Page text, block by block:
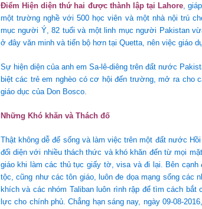
Điểm Hiện diện thứ hai được thành lập tại Lahore ,
một trường nghề với 500 học viên và một nhà nội trú
mục người Ý, 82 tuổi và một linh mục người Pakistan
ở đây văn minh và tiến bộ hơn tại Quetta, nên việc giáo
Sự hiện diện của anh em Sa-lê-diêng trên đất nước
biệt các trẻ em nghèo có cơ hội đến trường, mở ra cho
giáo dục của Don Bosco.
Những Khó khăn và Thách đố
Thật không dễ để sống và làm việc trên một đất nước
đối diện với nhiều thách thức và khó khăn đến từ mọi
giáo khi làm các thủ tục giấy tờ, visa và đi lại. Bên
tộc, cũng như các tôn giáo, luôn đe dọa mạng sống các
khích và các nhóm Taliban luôn rình rập để tìm cách
lực cho chính phủ. Chẳng hạn sáng nay, ngày 09-08-